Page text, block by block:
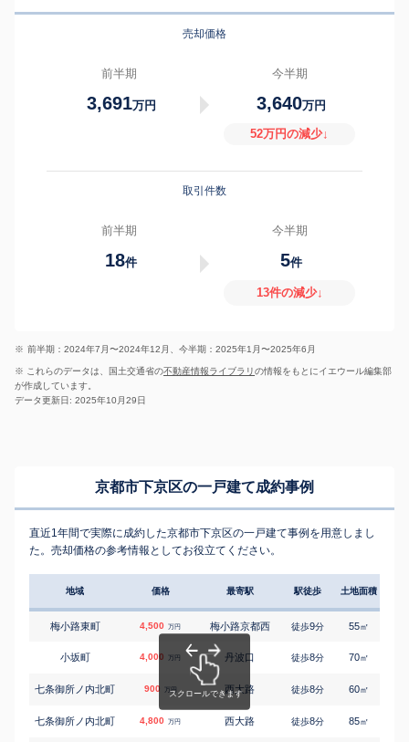
売却価格
前半期
3,691万円
今半期
3,640万円
52万円の減少↓
取引件数
前半期
18件
今半期
5件
13件の減少↓
※ 前半期：2024年7月〜2024年12月、今半期：2025年1月〜2025年6月
※ これらのデータは、国土交通省の不動産情報ライブラリの情報をもとにイエウール編集部
が作成しています。
データ更新日: 2025年10月29日
京都市下京区の一戸建て成約事例
直近1年間で実際に成約した京都市下京区の一戸建て事例を用意しまし
た。売却価格の参考情報としてお役立てください。
地域 価格 最寄駅 駅徒歩 土地面積
梅小路東町 4,500 万円 梅小路京都西 徒歩9分 55㎡
小坂町 4,000 万円 丹波口 徒歩8分 70㎡
七条御所ノ内北町 900 万円 西大路 徒歩8分 60㎡
七条御所ノ内北町 4,800 万円 西大路 徒歩8分 85㎡